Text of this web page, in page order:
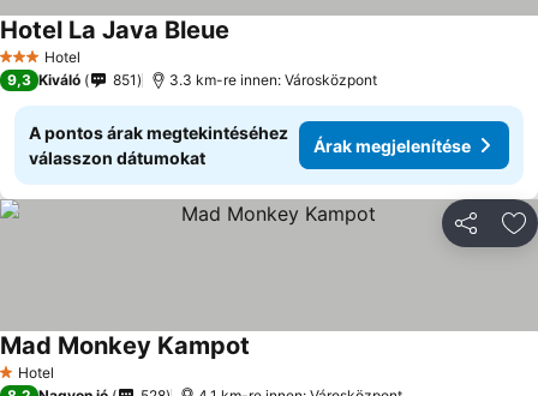
3 Kategória
Hotel
Hotel La Java Bleue
9,3 Kiváló 851 3.3 km-re innen: Városközpont
A pontos árak megtekintéséhez
válasszon dátumokat
Árak megjelenítése
1 Kategória
Hotel
Mad Monkey Kampot